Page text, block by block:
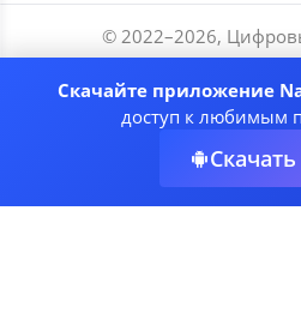
© 2022–2026,
Разработчики
Соглашение
Рекомендательные системы
Скачайте приложение
доступ к любимым
Скачать